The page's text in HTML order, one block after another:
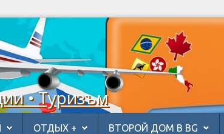
• Туризъм
ОТДЫХ + ВТОРОЙ ДОМ В BG